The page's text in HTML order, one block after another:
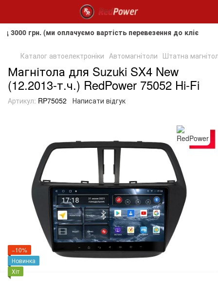
(ми оплачуємо вартість перевезення до клієнта, але
Каталог автоелектроніки Автомагнітоли Штатна
Магнітола для Suzuki SX4 New
(12.2013-т.ч.) RedPower 75052 Hi-Fi
Артикул: RP75052 Написати відгук
−10%
Новинка
Хіт